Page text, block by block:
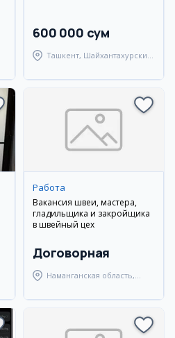
600 000 сум
Ташкент, Шайхантахурский
Работа
Вакансия швеи, мастера,
гладильщика и закройщика
в швейный цех
Договорная
Наманганская область,